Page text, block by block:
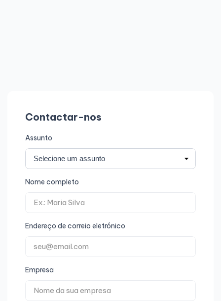
Contactar-nos
Assunto
Nome completo
Endereço de correio eletrónico
Empresa